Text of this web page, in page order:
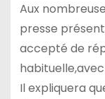
Aux
presse
accepté de
Il expliquera